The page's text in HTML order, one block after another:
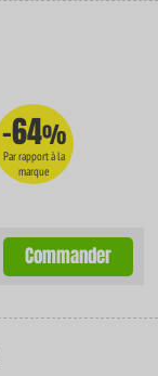
-64%
Par rapport à la
marque
Commander